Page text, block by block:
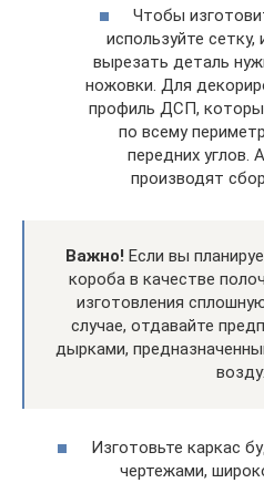
Чтобы
используйте
вырезать деталь
ножовки. Для
профиль ДСП,
по всему
передних углов.
производят
Важно! Если вы
короба в качестве
изготовления
случае, отдавайте
дырками,
Изготовьте каркас
чертежами,